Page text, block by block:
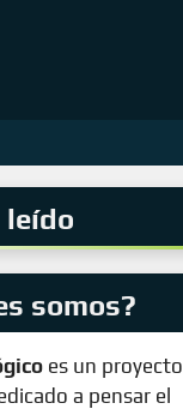
leído
somos?
es un proyecto
a pensar el